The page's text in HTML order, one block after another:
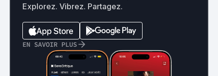
Explorez. Vibrez. Partagez.
EN SAVOIR PLUS